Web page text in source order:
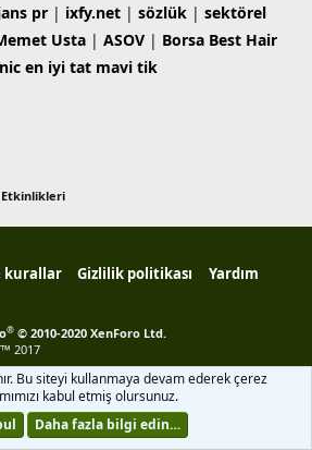
pr| ixfy.net| sözlük| sektörel
Usta| ASOV| Borsa Best Hair
en iyi tat mavi tik
kurallar Gizlilik politikası
Yardım
® © 2010-2020 XenForo Ltd.
2017
Bu siteyi kullanmaya devam ederek çerez
kabul etmiş olursunuz.
Daha fazla bilgi edin…